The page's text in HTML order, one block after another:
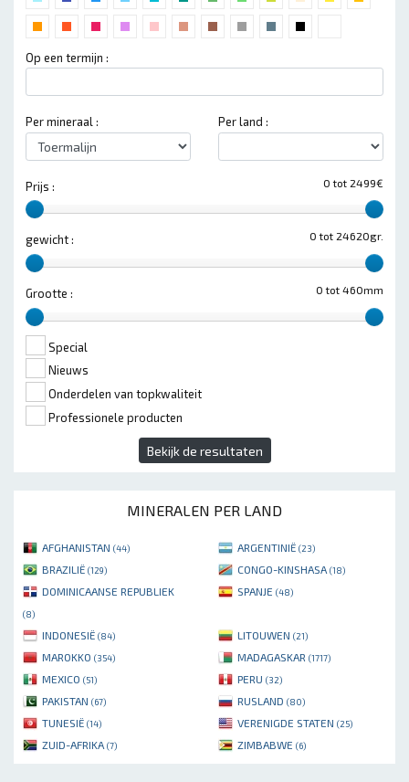
Op een termijn :
Per mineraal : Per land :
0 tot 2499€
Prijs :
0 tot 24620gr.
gewicht :
0 tot 460mm
Grootte :
Special
Nieuws
Onderdelen van topkwaliteit
Professionele producten
Bekijk de resultaten
MINERALEN PER LAND
AFGHANISTAN (44) ARGENTINIË (23)
BRAZILIË (129) CONGO-KINSHASA (18)
DOMINICAANSE REPUBLIEK
(8)
SPANJE (48)
INDONESIË (84) LITOUWEN (21)
MAROKKO (354) MADAGASKAR (1717)
MEXICO (51) PERU (32)
PAKISTAN (67) RUSLAND (80)
TUNESIË (14) VERENIGDE STATEN (25)
ZUID-AFRIKA (7) ZIMBABWE (6)